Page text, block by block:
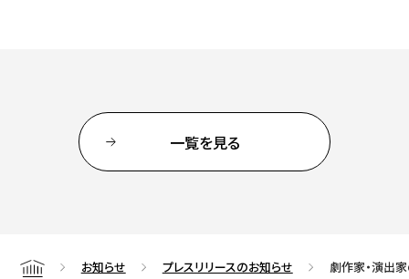
一覧を見る
Home お知らせ プレスリリースのお知らせ 劇作家・演出